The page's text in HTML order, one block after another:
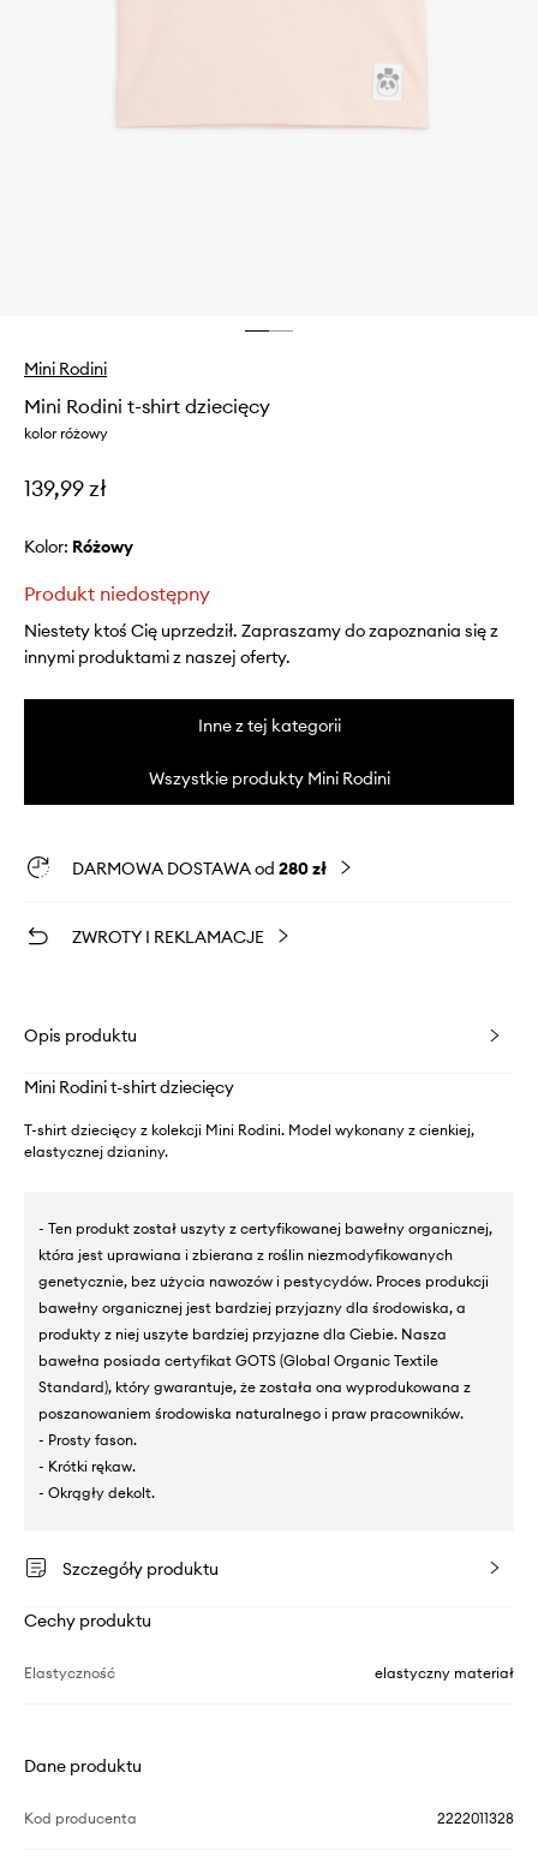
Mini Rodini
Mini Rodini t-shirt dziecięcy
kolor różowy
139,99 zł
Kolor: różowy
Produkt niedostępny
Niestety ktoś Cię uprzedził. Zapraszamy do zapoznania się z
innymi produktami z naszej oferty.
Inne z tej kategorii
Wszystkie produkty Mini Rodini
DARMOWA DOSTAWA od 280 zł
ZWROTY I REKLAMACJE
Opis produktu
Mini Rodini t-shirt dziecięcy
T-shirt dziecięcy z kolekcji Mini Rodini. Model wykonany z cienkiej,
elastycznej dzianiny.
- Ten produkt został uszyty z certyfikowanej bawełny organicznej,
która jest uprawiana i zbierana z roślin niezmodyfikowanych
genetycznie, bez użycia nawozów i pestycydów. Proces produkcji
bawełny organicznej jest bardziej przyjazny dla środowiska, a
produkty z niej uszyte bardziej przyjazne dla Ciebie. Nasza
bawełna posiada certyfikat GOTS (Global Organic Textile
Standard), który gwarantuje, że została ona wyprodukowana z
poszanowaniem środowiska naturalnego i praw pracowników.
- Prosty fason.
- Krótki rękaw.
- Okrągły dekolt.
Szczegóły produktu
Cechy produktu
Elastyczność elastyczny materiał
Dane produktu
Kod producenta 2222011328